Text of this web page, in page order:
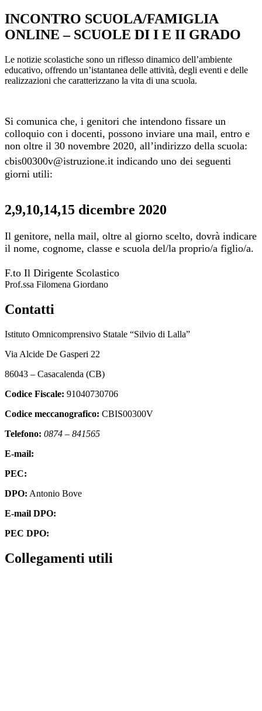
INCONTRO SCUOLA/FAMIGLIA
ONLINE – SCUOLE DI I E II GRADO
Le notizie scolastiche sono un riflesso dinamico dell’ambiente
educativo, offrendo un’istantanea delle attività, degli eventi e delle
realizzazioni che caratterizzano la vita di una scuola.
Si comunica che, i genitori che intendono fissare un
colloquio con i docenti, possono inviare una mail, entro e
non oltre il 30 novembre 2020, all’indirizzo della scuola:
cbis00300v@istruzione.it indicando uno dei seguenti
giorni utili:
2,9,10,14,15 dicembre 2020
Il genitore, nella mail, oltre al giorno scelto, dovrà indicare
il nome, cognome, classe e scuola del/la proprio/a figlio/a.
F.to Il Dirigente Scolastico
Prof.ssa Filomena Giordano
Contatti
Istituto Omnicomprensivo Statale “Silvio di Lalla”
Via Alcide De Gasperi 22
86043 – Casacalenda (CB)
Codice Fiscale: 91040730706
Codice meccanografico: CBIS00300V
Telefono: 0874 – 841565
E-mail:
PEC:
DPO: Antonio Bove
E-mail DPO:
PEC DPO:
Collegamenti utili